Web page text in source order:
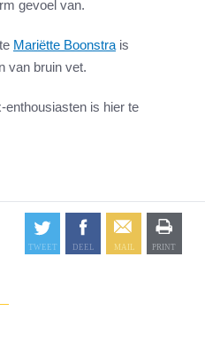
gevoel van.
Mariëtte Boonstra is
van bruin vet.
enthousiasten is hier te